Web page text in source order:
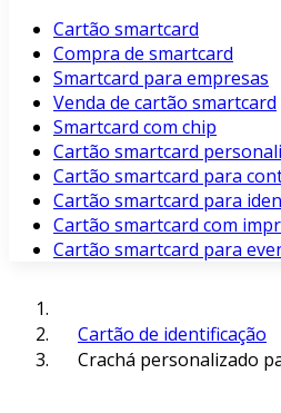
Cartão smartcard
Compra de smartcard
Smartcard para empresas
Venda de cartão smartcard
Smartcard com chip
Cartão smartcard
Cartão smartcard para
Cartão smartcard para
Cartão smartcard com
Cartão smartcard para
Cartão de identificação
Crachá personalizado